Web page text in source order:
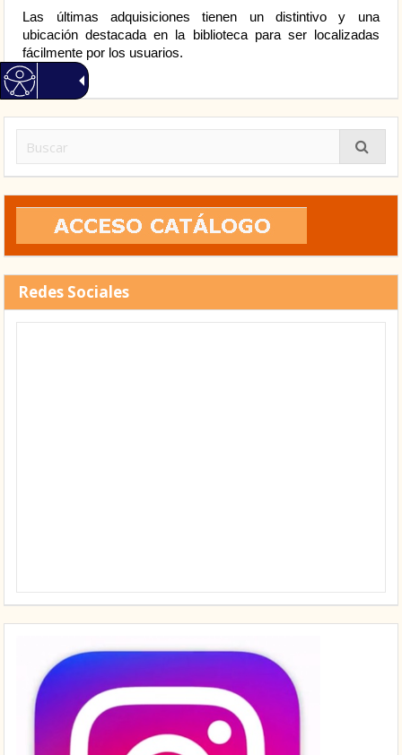
Las últimas adquisiciones tienen un distintivo y una
ubicación destacada en la biblioteca para ser localizadas
fácilmente por los usuarios.
Redes Sociales